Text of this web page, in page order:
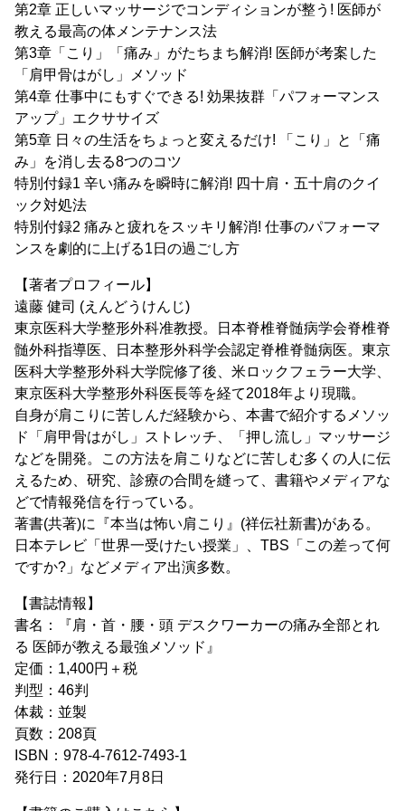
第2章 正しいマッサージでコンディションが整う! 医師が
教える最高の体メンテナンス法
第3章「こり」「痛み」がたちまち解消! 医師が考案した
「肩甲骨はがし」メソッド
第4章 仕事中にもすぐできる! 効果抜群「パフォーマンス
アップ」エクササイズ
第5章 日々の生活をちょっと変えるだけ! 「こり」と「痛
み」を消し去る8つのコツ
特別付録1 辛い痛みを瞬時に解消! 四十肩・五十肩のクイ
ック対処法
特別付録2 痛みと疲れをスッキリ解消! 仕事のパフォーマ
ンスを劇的に上げる1日の過ごし方
【著者プロフィール】
遠藤 健司 (えんどうけんじ)
東京医科大学整形外科准教授。日本脊椎脊髄病学会脊椎脊
髄外科指導医、日本整形外科学会認定脊椎脊髄病医。東京
医科大学整形外科大学院修了後、米ロックフェラー大学、
東京医科大学整形外科医長等を経て2018年より現職。
自身が肩こりに苦しんだ経験から、本書で紹介するメソッ
ド「肩甲骨はがし」ストレッチ、「押し流し」マッサージ
などを開発。この方法を肩こりなどに苦しむ多くの人に伝
えるため、研究、診療の合間を縫って、書籍やメディアな
どで情報発信を行っている。
著書(共著)に『本当は怖い肩こり』(祥伝社新書)がある。
日本テレビ「世界一受けたい授業」、TBS「この差って何
ですか?」などメディア出演多数。
【書誌情報】
書名：『肩・首・腰・頭 デスクワーカーの痛み全部とれ
る 医師が教える最強メソッド』
定価：1,400円＋税
判型：46判
体裁：並製
頁数：208頁
ISBN：978-4-7612-7493-1
発行日：2020年7月8日